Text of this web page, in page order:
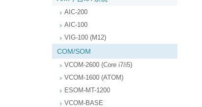
AIC-200
AIC-100
VIG-100 (M12)
COM/SOM
VCOM-2600 (Core i7/i5)
VCOM-1600 (ATOM)
ESOM-MT-1200
VCOM-BASE